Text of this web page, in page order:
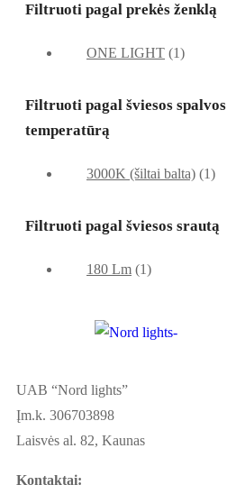
Filtruoti pagal prekės ženklą
ONE LIGHT (1)
Filtruoti pagal šviesos spalvos
temperatūrą
3000K (šiltai balta) (1)
Filtruoti pagal šviesos srautą
180 Lm (1)
UAB “Nord lights”
Įm.k. 306703898
Laisvės al. 82, Kaunas
Kontaktai: